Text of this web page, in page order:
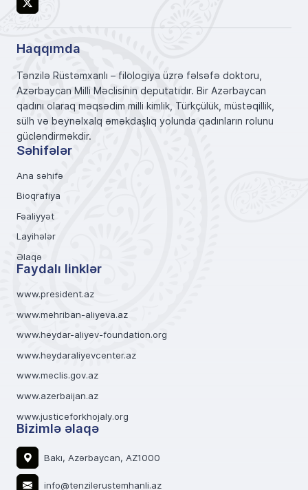
X
Haqqımda
Tənzilə Rüstəmxanlı – filologiya üzrə fəlsəfə doktoru,
Azərbaycan Milli Məclisinin deputatıdır. Bir Azərbaycan
qadını olaraq məqsədim milli kimlik, Türkçülük, müstəqillik,
sülh və beynəlxalq əməkdaşlıq yolunda qadınların rolunu
gücləndirməkdir.
Səhifələr
Ana səhifə
Bioqrafiya
Fəaliyyət
Layihələr
Əlaqə
Faydalı linklər
www.president.az
www.mehriban-aliyeva.az
www.heydar-aliyev-foundation.org
www.heydaraliyevcenter.az
www.meclis.gov.az
www.azerbaijan.az
www.justiceforkhojaly.org
Bizimlə əlaqə
Bakı, Azərbaycan, AZ1000
info@tenzilerustemhanli.az